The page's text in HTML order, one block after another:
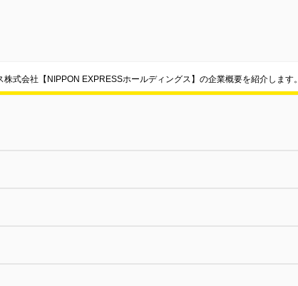
式会社【NIPPON EXPRESSホールディングス】の企業概要を紹介します。